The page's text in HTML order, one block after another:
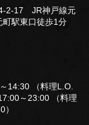
2-17 JR神戸線元
町駅東口徒歩1分
14:30 （料理L.O.
～23:00 （料理